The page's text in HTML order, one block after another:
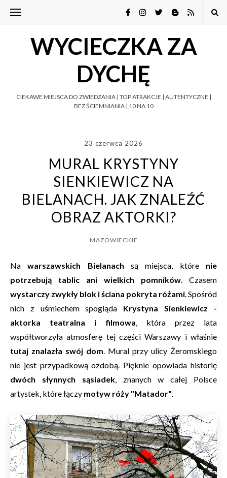
WYCIECZKA ZA
DYCHĘ
CIEKAWE MIEJSCA DO ZWIEDZANIA | TOP ATRAKCJE | AUTENTYCZNE |
BEZ ŚCIEMNIANIA | 10 NA 10
23 czerwca 2026
MURAL KRYSTYNY
SIENKIEWICZ NA
BIELANACH. JAK ZNALEŹĆ
OBRAZ AKTORKI?
MAZOWIECKIE
Nawarszawskich Bielanach są miejsca, które nie
potrzebują tablic ani wielkich pomników. Czasem
wystarczy zwykły blok i ściana pokryta różami. Spośród
nich z uśmiechem spogląda Krystyna Sienkiewicz -
aktorka teatralna i filmowa, która przez lata
współtworzyła atmosferę tej części Warszawy i właśnie
tutaj znalazła swój dom. Mural przy ulicy Żeromskiego
nie jest przypadkową ozdobą. Pięknie opowiada historię
dwóch słynnych sąsiadek, znanych w całej Polsce
artystek, które łączy motyw róży "Matador".